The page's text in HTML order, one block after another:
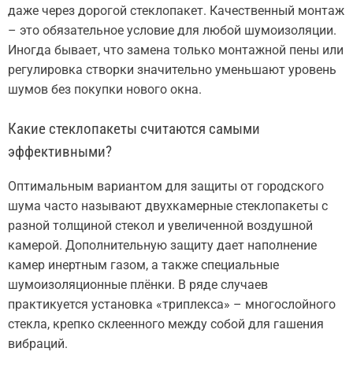
даже через дорогой стеклопакет. Качественный монтаж
– это обязательное условие для любой шумоизоляции.
Иногда бывает, что замена только монтажной пены или
регулировка створки значительно уменьшают уровень
шумов без покупки нового окна.
Какие стеклопакеты считаются самыми
эффективными?
Оптимальным вариантом для защиты от городского
шума часто называют двухкамерные стеклопакеты с
разной толщиной стекол и увеличенной воздушной
камерой. Дополнительную защиту дает наполнение
камер инертным газом, а также специальные
шумоизоляционные плёнки. В ряде случаев
практикуется установка «триплекса» – многослойного
стекла, крепко склеенного между собой для гашения
вибраций.